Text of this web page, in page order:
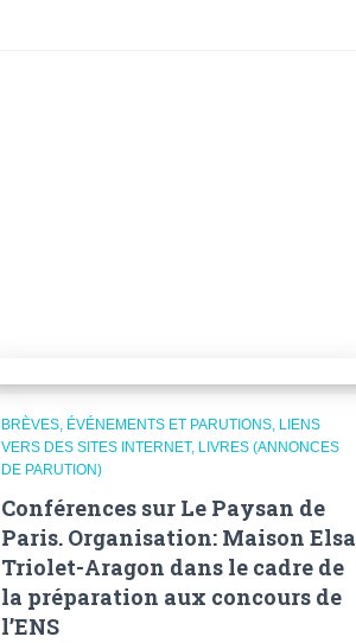
BRÈVES ÉVÉNEMENTS ET PARUTIONS LIENS
VERS DES SITES INTERNET LIVRES (ANNONCES
DE PARUTION)
Conférences sur Le Paysan de
Paris. Organisation: Maison Elsa
Triolet-Aragon dans le cadre de
la préparation aux concours de
l’ENS